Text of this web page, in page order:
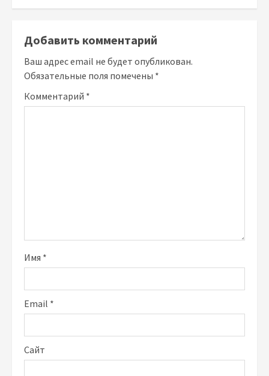
Добавить комментарий
Ваш адрес email не будет опубликован.
Обязательные поля помечены *
Комментарий *
Имя *
Email *
Сайт